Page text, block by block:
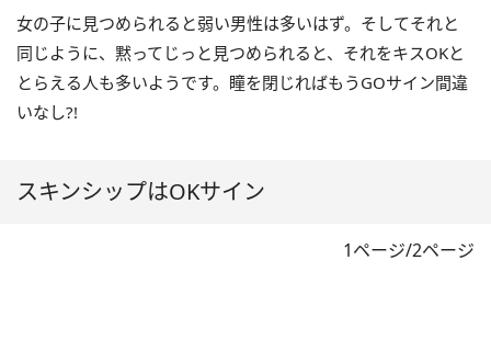
女の子に見つめられると弱い男性は多いはず。そしてそれと
同じように、黙ってじっと見つめられると、それをキスOKと
とらえる人も多いようです。瞳を閉じればもうGOサイン間違
いなし?!
スキンシップはOKサイン
1ページ/2ページ